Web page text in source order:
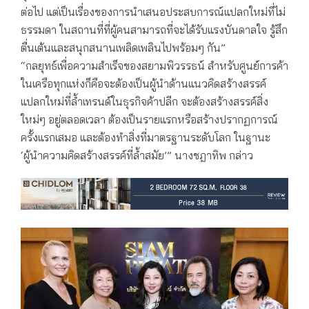
ต่อไป แต่เป็นเรื่องของการนำเสนอประสบการณ์แปลกใหม่ที่ไม่
ธรรมดา ในสถานที่ที่ผู้คนสามารถที่จะได้รับแรงบันดาลใจ รู้สึก
ตื่นเต้นและสนุกสนานเพลิดเพลินไปพร้อมๆ กัน”
“กลยุทธ์เพื่อความสำเร็จของสยามพิวรรธน์ สำหรับศูนย์การค้า
ในเครือทุกแห่งก็คือจะต้องเป็นผู้นำด้านแนวคิดสร้างสรรค์
แปลกใหม่ที่ล้ำเทรนด์ในธุรกิจค้าปลีก จะต้องสร้างสรรค์สิ่ง
ใหม่ๆ อยู่ตลอดเวลา ต้องเป็นรายแรกหรือสร้างปรากฏการณ์
ครั้งแรกเสมอ และต้องทำสิ่งที่มาตรฐานระดับโลก ในฐานะ
‘ผู้นำความคิดสร้างสรรค์ที่ล้ำสมัย’” นางชฎาทิพ กล่าว